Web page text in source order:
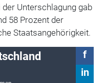
Unterschlagung gab
58 Prozent der
Staatsangehörigkeit.